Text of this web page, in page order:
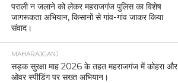
पराली न जलाने को लेकर महराजगंज पुलिस का विशेष
जागरूकता अभियान, किसानों से गांव-गांव जाकर किया
संवाद।
MAHARAJGANJ
सड़क सुरक्षा माह 2026 के तहत महराजगंज में कोहरा और
ओवर स्पीडिंग पर सख्त अभियान।